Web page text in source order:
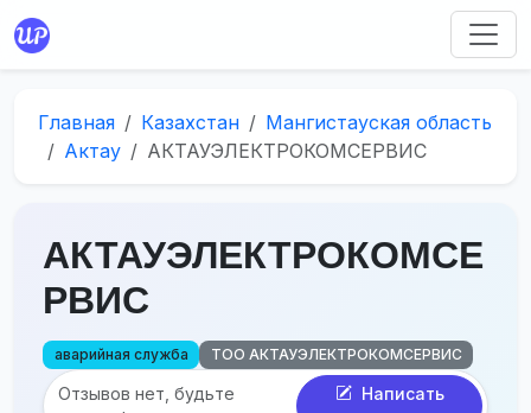
Главная Казахстан
Мангистауская область
Актау
АКТАУЭЛЕКТРОКОМСЕРВИС
АКТАУЭЛЕКТРОКОМСЕ
РВИС
аварийная служба ТОО АКТАУЭЛЕКТРОКОМСЕРВИС
Отзывов нет, будьте
Написать